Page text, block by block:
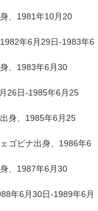
身、1981年10月20
年6月29日-1983年6
身、1983年6月30
26日-1985年6月25
出身、1985年6月25
ゴビナ出身、1986年6
、1987年6月30
年6月30日-1989年6月